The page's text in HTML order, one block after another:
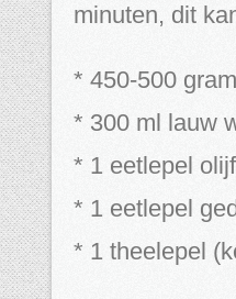
minuten, dit
* 450-500
* 300 ml lauw
* 1 eetlepel
* 1 eetlepel
* 1 theelepel